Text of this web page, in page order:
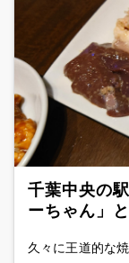
千葉中央の
ーちゃん」
久々に王道的な